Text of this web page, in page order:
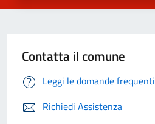
Contatta il comune
Leggi le domande frequenti
Richiedi Assistenza